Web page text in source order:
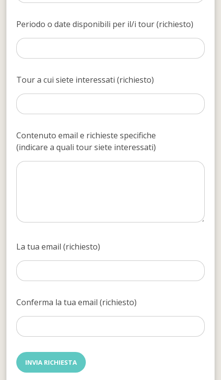
Periodo o date disponibili per il/i tour (richiesto)
Tour a cui siete interessati (richiesto)
Contenuto email e richieste specifiche
(indicare a quali tour siete interessati)
La tua email (richiesto)
Conferma la tua email (richiesto)